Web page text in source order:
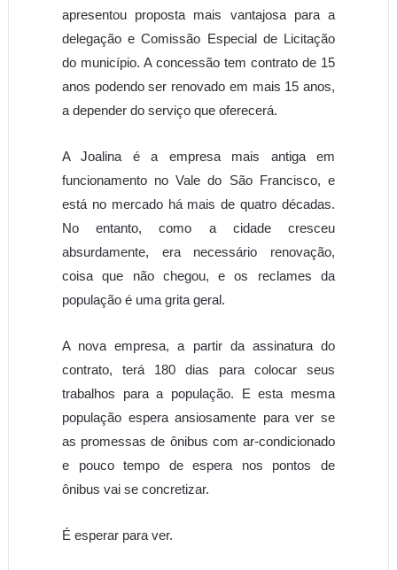
apresentou proposta mais vantajosa para a
delegação e Comissão Especial de Licitação
do município. A concessão tem contrato de 15
anos podendo ser renovado em mais 15 anos,
a depender do serviço que oferecerá.
A Joalina é a empresa mais antiga em
funcionamento no Vale do São Francisco, e
está no mercado há mais de quatro décadas.
No entanto, como a cidade cresceu
absurdamente, era necessário renovação,
coisa que não chegou, e os reclames da
população é uma grita geral.
A nova empresa, a partir da assinatura do
contrato, terá 180 dias para colocar seus
trabalhos para a população. E esta mesma
população espera ansiosamente para ver se
as promessas de ônibus com ar-condicionado
e pouco tempo de espera nos pontos de
ônibus vai se concretizar.
É esperar para ver.